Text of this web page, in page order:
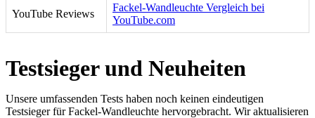
YouTube Reviews
Fackel-Wandleuchte Vergleich bei
YouTube.com
Testsieger und Neuheiten
Unsere umfassenden Tests haben noch keinen eindeutigen
Testsieger für Fackel-Wandleuchte hervorgebracht. Wir aktualisieren